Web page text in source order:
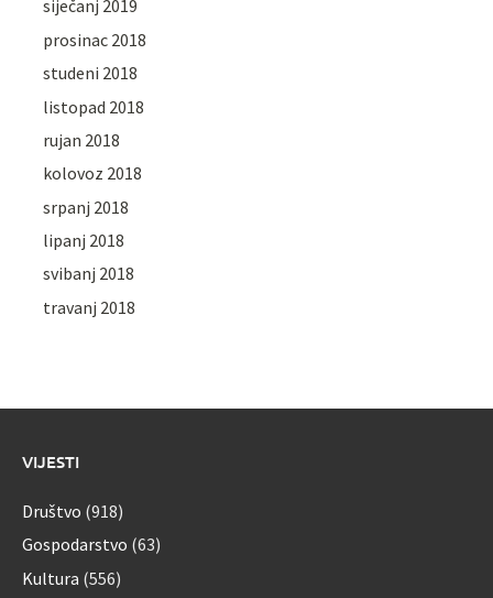
siječanj 2019
prosinac 2018
studeni 2018
listopad 2018
rujan 2018
kolovoz 2018
srpanj 2018
lipanj 2018
svibanj 2018
travanj 2018
VIJESTI
Društvo (918)
Gospodarstvo (63)
Kultura (556)